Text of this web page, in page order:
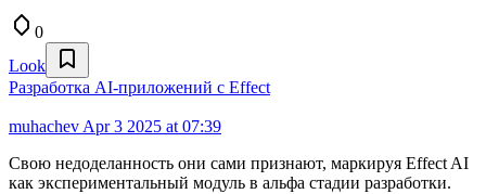
0
Look
Разработка AI‑приложений с Effect
muhachev Apr 3 2025 at 07:39
Свою недоделанность они сами признают, маркируя Effect AI
как экспериментальный модуль в альфа стадии разработки.